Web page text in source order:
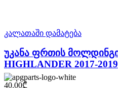
კალათაში დამატება
უკანა ფრთის
HIGHLANDER 2017-2019
40.00₾